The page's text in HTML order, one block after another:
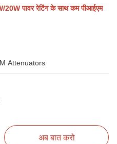
पावर रेटिंग के साथ कम पीआईएम
Attenuators
अब बात करो